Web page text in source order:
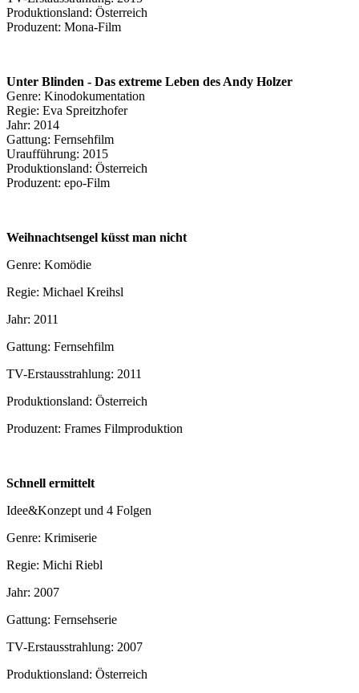
Produktionsland: Österreich
Produzent: Mona-Film
Unter Blinden - Das extreme Leben des Andy Holzer
Genre: Kinodokumentation
Regie: Eva Spreitzhofer
Jahr: 2014
Gattung: Fernsehfilm
Uraufführung: 2015
Produktionsland: Österreich
Produzent: epo-Film
Weihnachtsengel küsst man nicht
Genre: Komödie
Regie: Michael Kreihsl
Jahr: 2011
Gattung: Fernsehfilm
TV-Erstausstrahlung: 2011
Produktionsland: Österreich
Produzent: Frames Filmproduktion
Schnell ermittelt
Idee&Konzept und 4 Folgen
Genre: Krimiserie
Regie: Michi Riebl
Jahr: 2007
Gattung: Fernsehserie
TV-Erstausstrahlung: 2007
Produktionsland: Österreich